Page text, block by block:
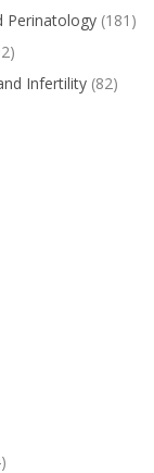
Perinatology (181)
Infertility (82)